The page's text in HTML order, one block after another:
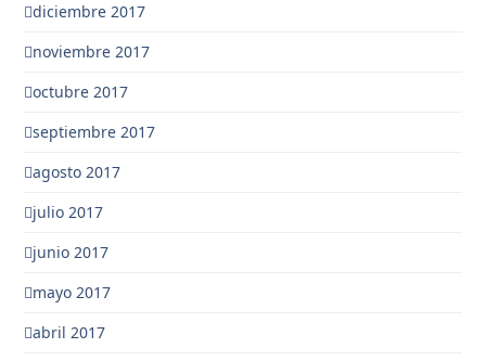
diciembre 2017
noviembre 2017
octubre 2017
septiembre 2017
agosto 2017
julio 2017
junio 2017
mayo 2017
abril 2017